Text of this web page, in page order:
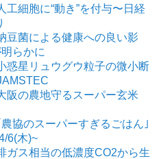
工細胞に“動き”を付与〜日経
豆菌による健康への良い影
らかに
惑星リュウグウ粒子の微小断
阪の農地守るスーパー玄米
協のスーパーすぎるごはん｣
6(木)~
ガス相当の低濃度CO2から生